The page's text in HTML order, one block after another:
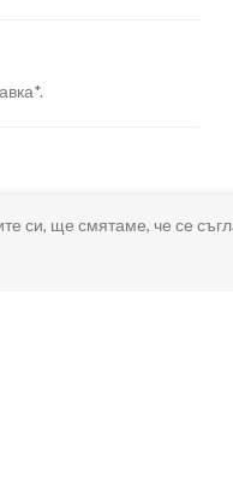
си, ще смятаме, че се